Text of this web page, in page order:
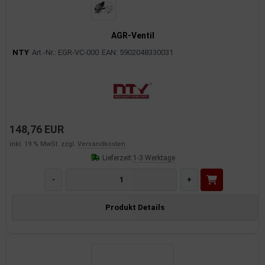
AGR-Ventil
NTY Art.-Nr.: EGR-VC-000 EAN: 5902048330031
148,76 EUR
inkl. 19 % MwSt. zzgl. Versandkosten
Lieferzeit:1-3 Werktage
- +
Produkt Details